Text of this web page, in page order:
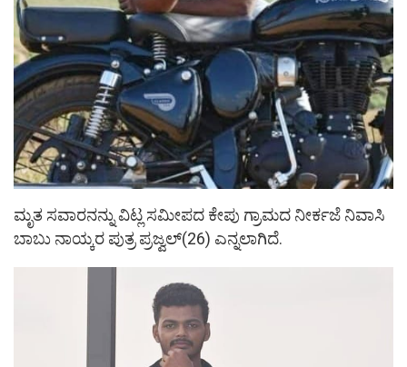
ಮೃತ ಸವಾರನನ್ನು ವಿಟ್ಲ ಸಮೀಪದ ಕೇಪು ಗ್ರಾಮದ ನೀರ್ಕಜೆ ನಿವಾಸಿ
ಬಾಬು ನಾಯ್ಕರ ಪುತ್ರ ಪ್ರಜ್ವಲ್(26) ಎನ್ನಲಾಗಿದೆ.